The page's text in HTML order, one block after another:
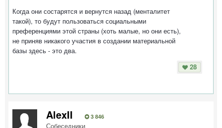
Когда они состарятся и вернутся назад (менталитет
такой), то будут пользоваться социальными
преференциями этой страны (хоть малые, но они есть),
не приняв никакого участия в создании материальной
базы здесь - это два.
28
AlexII 3 846
Собеседники